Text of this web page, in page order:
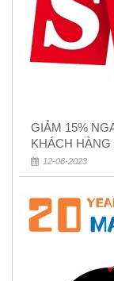
GIẢM 15%
KHÁCH HÀNG
12-06-2023